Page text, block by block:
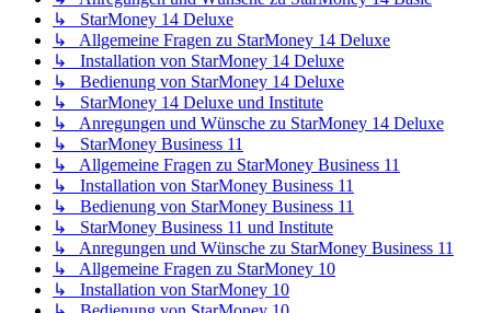
↳ StarMoney 14 Deluxe
↳ Allgemeine Fragen zu StarMoney 14 Deluxe
↳ Installation von StarMoney 14 Deluxe
↳ Bedienung von StarMoney 14 Deluxe
↳ StarMoney 14 Deluxe und Institute
↳ Anregungen und Wünsche zu StarMoney 14 Deluxe
↳ StarMoney Business 11
↳ Allgemeine Fragen zu StarMoney Business 11
↳ Installation von StarMoney Business 11
↳ Bedienung von StarMoney Business 11
↳ StarMoney Business 11 und Institute
↳ Anregungen und Wünsche zu StarMoney Business 11
↳ Allgemeine Fragen zu StarMoney 10
↳ Installation von StarMoney 10